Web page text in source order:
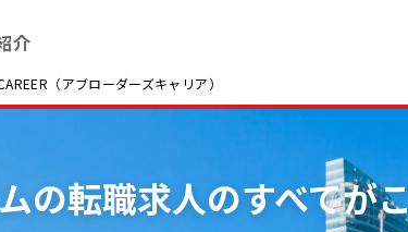
介
（アブローダーズキャリア）
の転職求人のすべてがこ